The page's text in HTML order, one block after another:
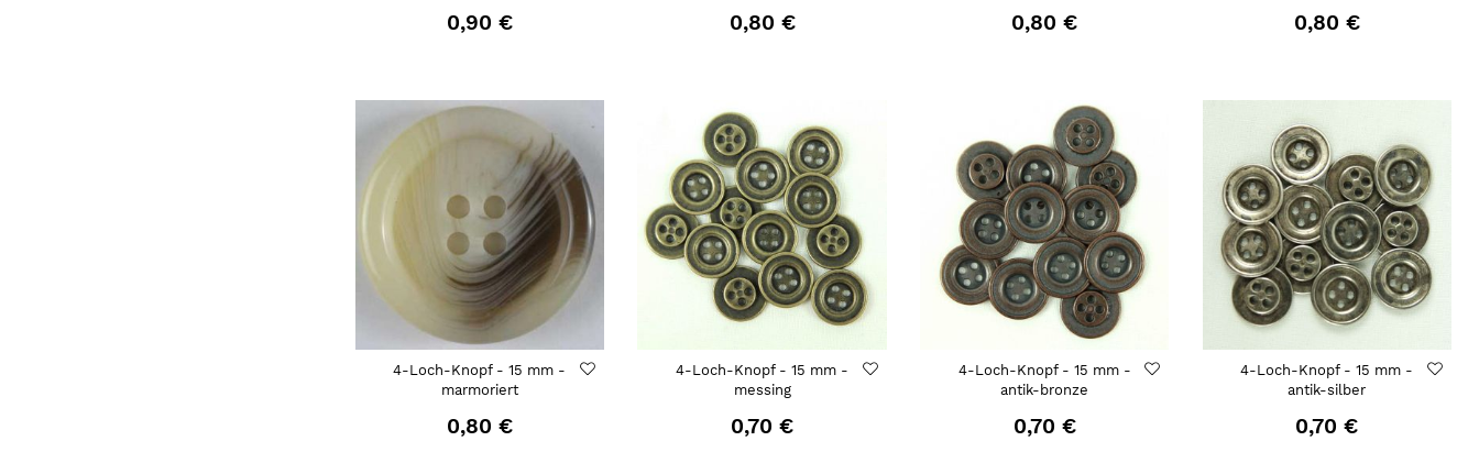
0,90 € 0,80 € 0,80 € 0,80 €
4-Loch-Knopf - 15 mm -
marmoriert
0,80 €
4-Loch-Knopf - 15 mm -
messing
0,70 €
4-Loch-Knopf - 15 mm -
antik-bronze
0,70 €
4-Loch-Knopf - 15 mm -
antik-silber
0,70 €